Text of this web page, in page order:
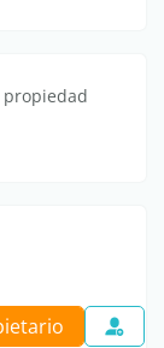
propiedad